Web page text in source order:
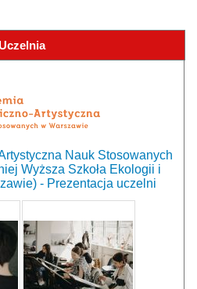
Uczelnia
Nauk Stosowanych
Wyższa Szkoła Ekologii i
- Prezentacja uczelni